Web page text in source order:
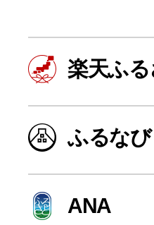
よく見られ
ふるさと納
寄付上限額
楽天ふ
ふるなび
ANA